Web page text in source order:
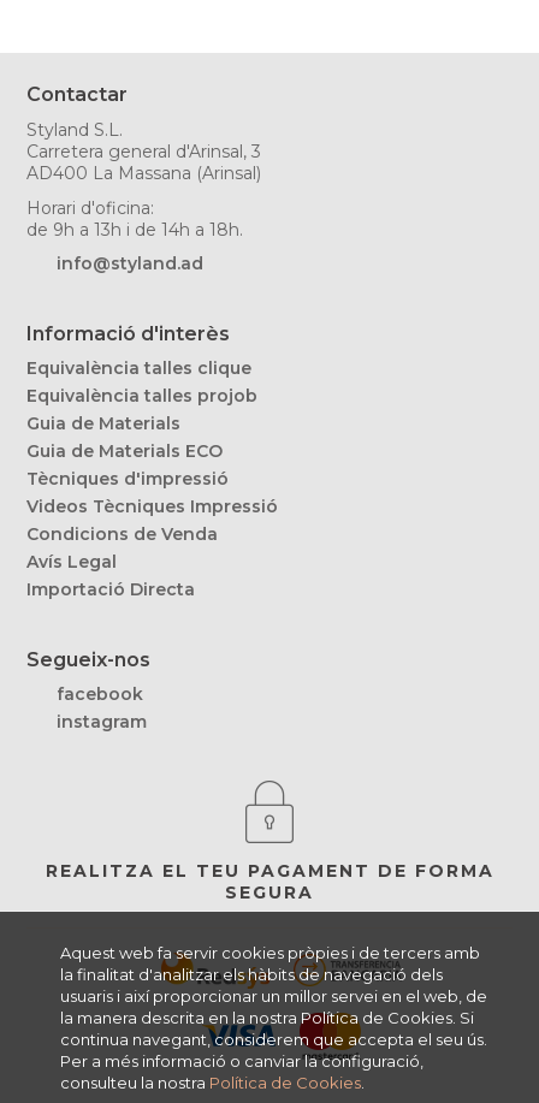
Aquest web fa servir cookies pròpies i de tercers amb
la finalitat d'analitzar els hàbits de navegació dels
usuaris i així proporcionar un millor servei en el web, de
la manera descrita en la nostra Política de Cookies. Si
continua navegant, considerem que accepta el seu ús.
Per a més informació o canviar la configuració,
consulteu la nostra Política de Cookies
Contactar
Styland S.L.
Carretera general d'Arinsal, 3
AD400 La Massana (Arinsal)
Horari d'oficina:
de 9h a 13h i de 14h a 18h.
info@styland.ad
Informació d'interès
Equivalència talles clique
Equivalència talles projob
Guia de Materials
Guia de Materials ECO
Tècniques d'impressió
Videos Tècniques Impressió
Condicions de Venda
Avís Legal
Importació Directa
Segueix-nos
facebook
instagram
REALITZA EL TEU PAGAMENT DE FORMA
SEGURA